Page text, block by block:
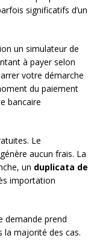
significatifs d’un
un simulateur de
à payer selon
votre démarche
du paiement
bancaire
Le
aucun frais. La
un duplicata de
importation
demande prend
la majorité des cas.